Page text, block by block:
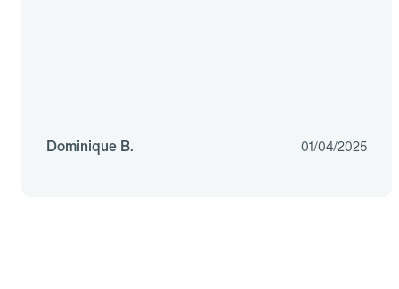
Dominique B. 01/04/2025